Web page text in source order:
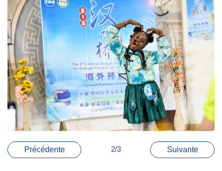
Précédente 2/3 Suivante